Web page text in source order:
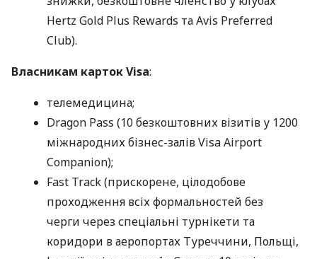
Hertz Gold Plus Rewards та Avis Preferred
Club).
Власникам карток Visa:
телемедицина;
Dragon Pass (10 безкоштовних візитів у 1200
міжнародних бізнес-залів Visa Airport
Companion);
Fast Track (прискорене, цілодобове
проходження всіх формальностей без
черги через спеціальні турнікети та
коридори в аеропортах Туреччини, Польщі,